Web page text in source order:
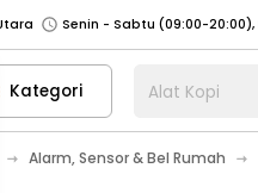
Barat
Senin - Jumat (07:00 -
Senin - Jumat (08:00 - 20:00),
Kategori Alat Kopi
Alarm, Sensor & Bel Rumah